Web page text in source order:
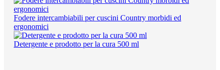
Fodere intercambiabili per cuscini Country morbidi ed
ergonomici
Detergente e prodotto per la cura 500 ml